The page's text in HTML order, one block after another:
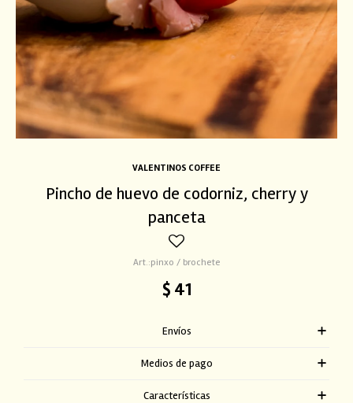
VALENTINOS COFFEE
Pincho de huevo de codorniz, cherry y
panceta
pinxo / brochete
$ 41
Envíos
Medios de pago
Características